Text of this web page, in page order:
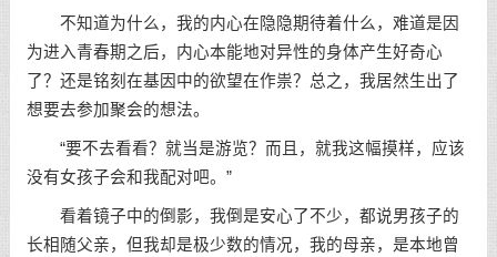
不知道为什么，我的内心在隐隐期待着什么，难道是因
为进入青春期之后，内心本能地对异性的身体产生好奇心
了？还是铭刻在基因中的欲望在作祟？总之，我居然生出了
想要去参加聚会的想法。
“要不去看看？就当是游览？而且，就我这幅摸样，应该
没有女孩子会和我配对吧。”
看着镜子中的倒影，我倒是安心了不少，都说男孩子的
长相随父亲，但我却是极少数的情况，我的母亲，是本地曾